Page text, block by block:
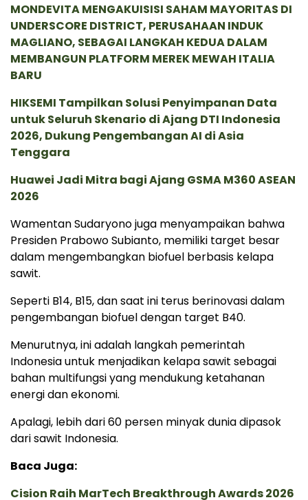
MONDEVITA MENGAKUISISI SAHAM MAYORITAS DI
UNDERSCORE DISTRICT, PERUSAHAAN INDUK
MAGLIANO, SEBAGAI LANGKAH KEDUA DALAM
MEMBANGUN PLATFORM MEREK MEWAH ITALIA
BARU
HIKSEMI Tampilkan Solusi Penyimpanan Data
untuk Seluruh Skenario di Ajang DTI Indonesia
2026, Dukung Pengembangan AI di Asia
Tenggara
Huawei Jadi Mitra bagi Ajang GSMA M360 ASEAN
2026
Wamentan Sudaryono juga menyampaikan bahwa
Presiden Prabowo Subianto, memiliki target besar
dalam mengembangkan biofuel berbasis kelapa
sawit.
Seperti B14, B15, dan saat ini terus berinovasi dalam
pengembangan biofuel dengan target B40.
Menurutnya, ini adalah langkah pemerintah
Indonesia untuk menjadikan kelapa sawit sebagai
bahan multifungsi yang mendukung ketahanan
energi dan ekonomi.
Apalagi, lebih dari 60 persen minyak dunia dipasok
dari sawit Indonesia.
Baca Juga:
Cision Raih MarTech Breakthrough Awards 2026